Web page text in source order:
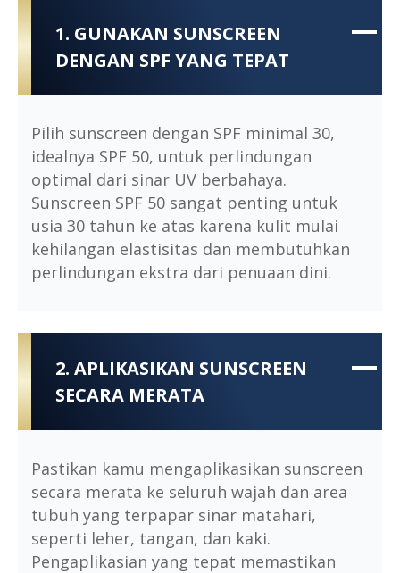
1. GUNAKAN SUNSCREEN
DENGAN SPF YANG TEPAT
Pilih sunscreen dengan SPF minimal 30,
idealnya SPF 50, untuk perlindungan
optimal dari sinar UV berbahaya.
Sunscreen SPF 50 sangat penting untuk
usia 30 tahun ke atas karena kulit mulai
kehilangan elastisitas dan membutuhkan
perlindungan ekstra dari penuaan dini.
2. APLIKASIKAN SUNSCREEN
SECARA MERATA
Pastikan kamu mengaplikasikan sunscreen
secara merata ke seluruh wajah dan area
tubuh yang terpapar sinar matahari,
seperti leher, tangan, dan kaki.
Pengaplikasian yang tepat memastikan